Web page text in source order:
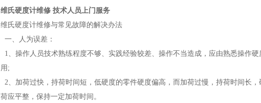
维氏硬度计维修 技术人员上门服务
维氏硬度计维修与常见故障的解决办法
一、人为误差：
1、操作人员技术熟练程度不够、实践经验较差、操作不当造成，应由熟悉操作
用;
2、加荷过快，持荷时间短，低硬度的零件硬度偏高，而加荷过慢，持荷时间长
荷应平整，保持一定加荷时间。